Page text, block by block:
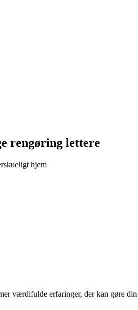
rengøring lettere
hjem
værdifulde erfaringer, der kan gøre